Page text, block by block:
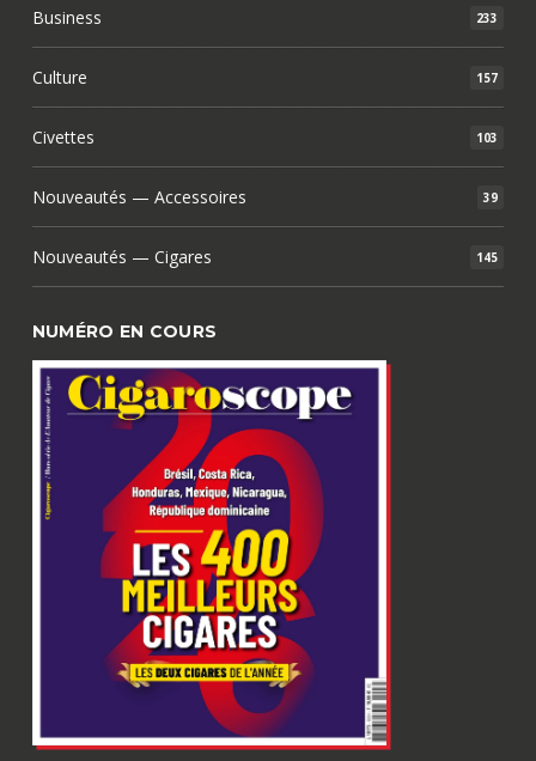
Business 233
Culture 157
Civettes 103
Nouveautés — Accessoires 39
Nouveautés — Cigares 145
NUMÉRO EN COURS